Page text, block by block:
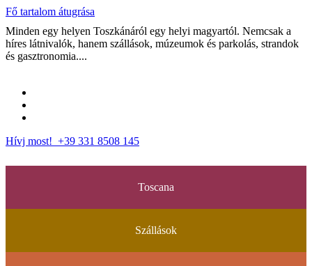
Fő tartalom átugrása
Minden egy helyen Toszkánáról egy helyi magyartól. Nemcsak a
híres látnivalók, hanem szállások, múzeumok és parkolás, strandok
és gasztronomia....
Hívj most! +39 331 8508 145
Toscana
Szállások